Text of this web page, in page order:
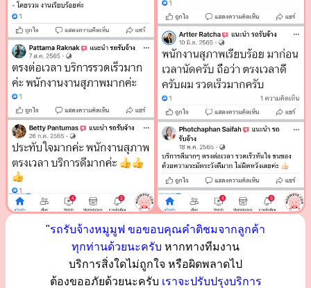
"รถรับจ้างหมูมูฟ ขอขอบคุณคำติชมจากลูกค้า
ทุกท่านด้วยนะครับ หากทางทีมงาน
บริการสิ่งใดไม่ถูกใจ หรือผิดพลาดไป
ต้องขออภัยด้วยนะครับ เราจะปรับปรุงบริการ